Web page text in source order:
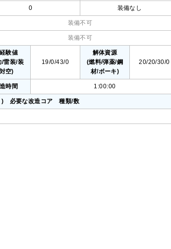
0 装備なし
装備不可
装備不可
験値
/雷装/装
空)
19/0/43/0
解体資源
(燃料/弾薬/鋼
材/ボーキ)
20/20/30/0
時間 1:00:00
) 必要な改造コア 種類/数